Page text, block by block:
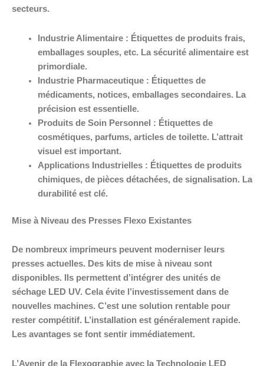
secteurs.
Industrie Alimentaire : Étiquettes de produits frais,
emballages souples, etc. La sécurité alimentaire est
primordiale.
Industrie Pharmaceutique : Étiquettes de
médicaments, notices, emballages secondaires. La
précision est essentielle.
Produits de Soin Personnel : Étiquettes de
cosmétiques, parfums, articles de toilette. L’attrait
visuel est important.
Applications Industrielles : Étiquettes de produits
chimiques, de pièces détachées, de signalisation. La
durabilité est clé.
Mise à Niveau des Presses Flexo Existantes
De nombreux imprimeurs peuvent moderniser leurs
presses actuelles. Des kits de mise à niveau sont
disponibles. Ils permettent d’intégrer des unités de
séchage LED UV. Cela évite l’investissement dans de
nouvelles machines. C’est une solution rentable pour
rester compétitif. L’installation est généralement rapide.
Les avantages se font sentir immédiatement.
L’Avenir de la Flexographie avec la Technologie LED